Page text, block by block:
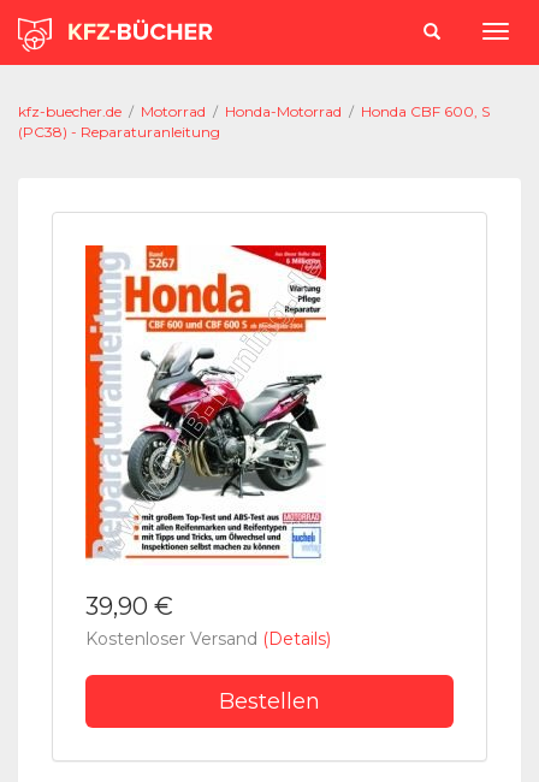
kfz-buecher.de / Motorrad / Honda-Motorrad / Honda CBF 600, S
(PC38) - Reparaturanleitung
39,90 €
Kostenloser Versand (Details)
Bestellen